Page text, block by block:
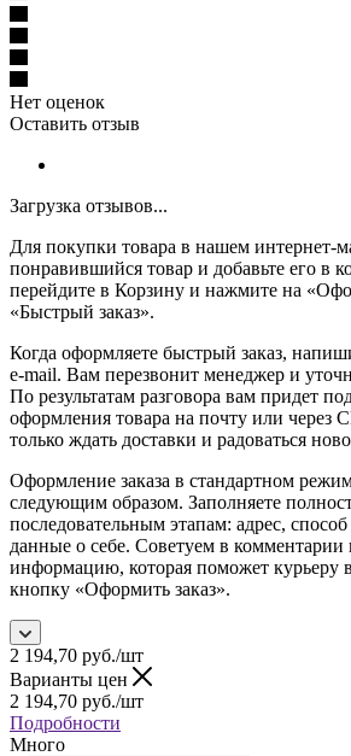
Нет оценок
Оставить отзыв
Загрузка отзывов...
Для покупки товара в нашем интернет-
понравившийся товар и добавьте его в
перейдите в Корзину и нажмите на
«Быстрый заказ».
Когда оформляете быстрый заказ,
e-mail. Вам перезвонит менеджер и
По результатам разговора вам придет
оформления товара на почту или через
только ждать доставки и радоваться
Оформление заказа в стандартном
следующим образом. Заполняете
последовательным этапам: адрес,
данные о себе. Советуем в комментарии
информацию, которая поможет курьеру
кнопку «Оформить заказ».
2 194,70 руб./шт
Варианты цен
2 194,70 руб./шт
Подробности
Много